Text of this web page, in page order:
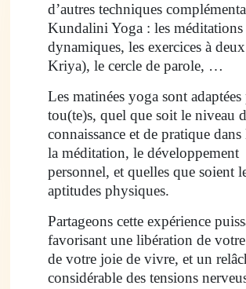
d’autres techniques
Kundalini Yoga : les méditations
dynamiques, les exercices à
Kriya), le cercle de parole, …
Les matinées yoga sont
tou(te)s, quel que soit le niveau
connaissance et de pratique
la méditation, le développement
personnel, et quelles que soient
aptitudes physiques.
Partageons cette expérience
favorisant une libération de
de votre joie de vivre, et un
considérable des tensions